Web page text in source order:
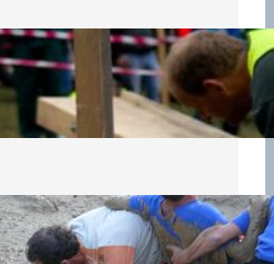
pro účastníky
2026
Kdo doběhne